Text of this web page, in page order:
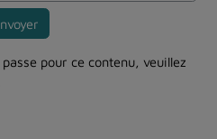
pour ce contenu, veuillez